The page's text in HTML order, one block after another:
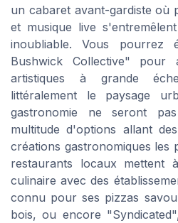
un cabaret avant-gardiste où
et musique live
inoubliable. Vous pourrez
Bushwick Collective"
artistiques à grande
littéralement le paysage
gastronomie ne seront
multitude d'options allant
créations gastronomiques les
restaurants locaux mettent
culinaire avec des
connu pour ses pizzas
bois, ou encore